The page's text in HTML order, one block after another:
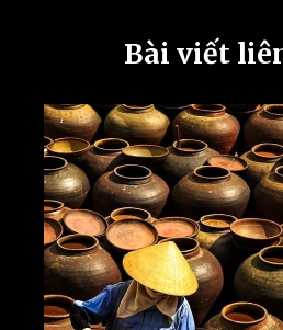
Bài viết